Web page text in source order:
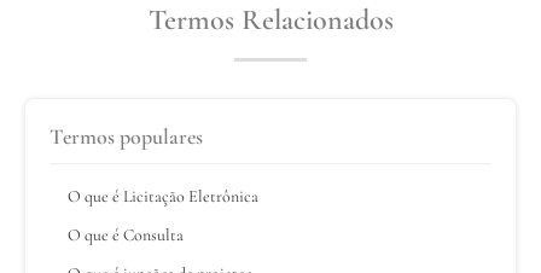
Termos Relacionados
Termos populares
O que é Licitação Eletrônica
O que é Consulta